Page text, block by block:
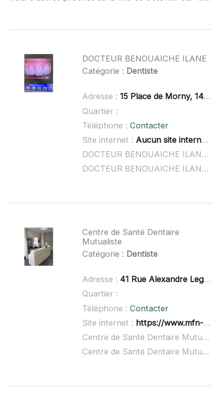
DOCTEUR BENOUAICHE ILANE
Catégorie : Dentiste
Adresse : 15 Place de Morny, 14800 Deauville
Quartier :
Téléphone : Contacter
Site internet : Aucun site internet connu
DOCTEUR BENOUAICHE ILANE à domicile :
DOCTEUR BENOUAICHE ILANE ouvert dimanche :
Centre de Santé Dentaire
Mutualiste
Catégorie : Dentiste
Adresse : 41 Rue Alexandre Legros, 76400 Fécamp
Quartier :
Téléphone : Contacter
Site internet : https://www.mfn-ssam.fr/
Centre de Santé Dentaire Mutualiste à domicile :
Centre de Santé Dentaire Mutualiste ouvert dimanche :